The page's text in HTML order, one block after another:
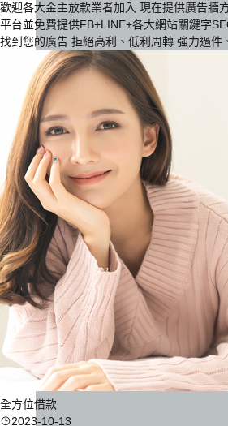
歡迎各大金主放款業者加入 現在提供廣告牆
平台並免費提供FB+LINE+各大網站關鍵字
找到您的廣告 拒絕高利、低利周轉 強力過件
全方位借款
2023-10-13